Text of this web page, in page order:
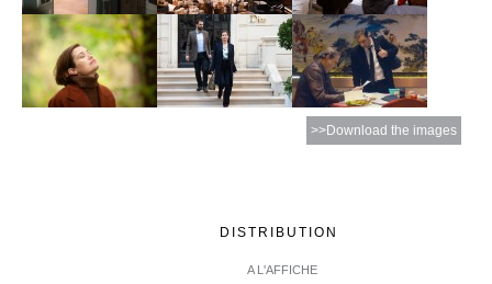
>>Download the images
DISTRIBUTION
A L'AFFICHE